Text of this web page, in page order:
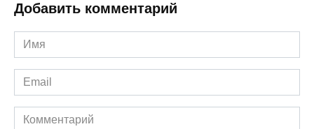
Добавить комментарий
Имя
*
Email
*
Комментарий